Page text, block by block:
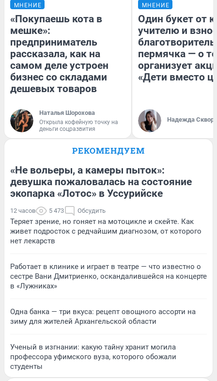
МНЕНИЕ
«Покупаешь кота в
мешке»:
предприниматель
рассказала, как на
самом деле устроен
бизнес со складами
дешевых товаров
Наталья Шорохова
Открыла кофейную точку на
деньги соцразвития
МНЕНИЕ
Один букет от
учителю и
пермячка — о
организует
«Дети вместо
Надежда
РЕКОМЕНДУЕМ
«Не вольеры, а камеры пыток»:
девушка пожаловалась на состояние
экопарка «Лотос» в Уссурийске
12 часов 5 473 Обсудить
Теряет зрение, но гоняет на мотоцикле и скейте. Как
живет подросток с редчайшим диагнозом, от которого
нет лекарств
Работает в клинике и играет в театре — что известно о
сестре Вани Дмитриенко, оскандалившейся на концерте
в «Лужниках»
Одна банка — три вкуса: рецепт овощного ассорти на
зиму для жителей Архангельской области
Ученый в изгнании: какую тайну хранит могила
профессора уфимского вуза, которого обожали
студенты